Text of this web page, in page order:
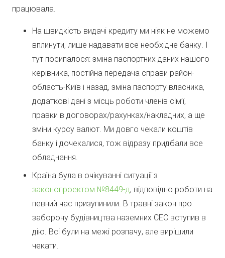
працювала.
На швидкість видачі кредиту ми ніяк не можемо
вплинути, лише надавати все необхідне банку. І
тут посипалося: зміна паспортних даних нашого
керівника, постійна передача справи район-
область-Київ і назад, зміна паспорту власника,
додаткові дані з місць роботи членів сім’ї,
правки в договорах/рахунках/накладних, а ще
зміни курсу валют. Ми довго чекали коштів
банку і дочекалися, тож відразу придбали все
обладнання.
Країна була в очікуванні ситуації з
законопроектом №8449-д, відповідно роботи на
певний час призупинили. В травні закон про
заборону будівництва наземних СЕС вступив в
дію. Всі були на межі розпачу, але вирішили
чекати.